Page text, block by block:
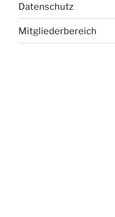
Datenschutz
Mitgliederbereich